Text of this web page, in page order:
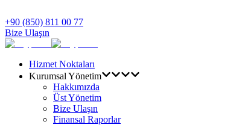
+90 (850) 811 00 77
Bize Ulaşın
Hizmet Noktaları
Kurumsal Yönetim
Hakkımızda
Üst Yönetim
Bize Ulaşın
Finansal Raporlar